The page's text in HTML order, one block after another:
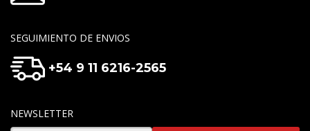
SEGUIMIENTO DE ENVIOS
+54 9 11 6216-2565
NEWSLETTER